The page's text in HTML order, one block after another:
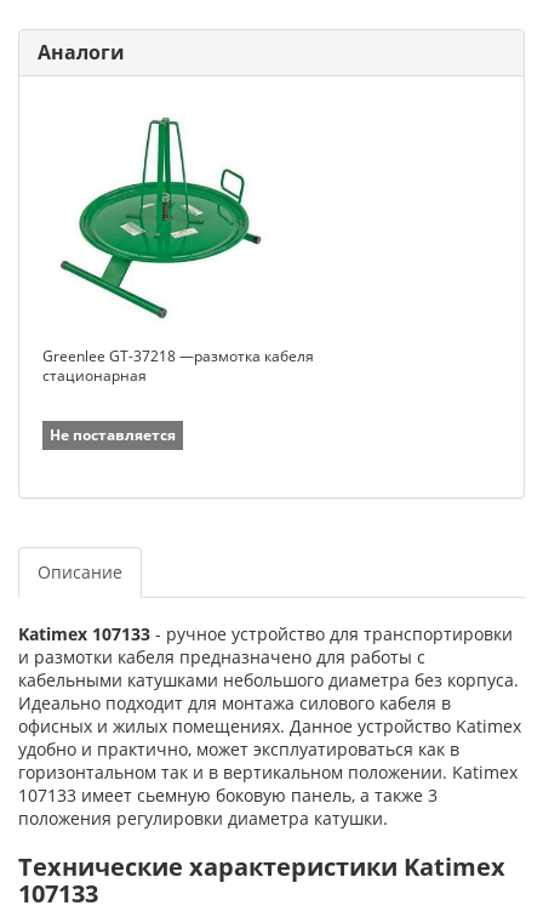
Аналоги
Greenlee GT-37218 —размотка кабеля
стационарная
Не поставляется
Описание
Katimex 107133 - ручное устройство для транспортировки
и размотки кабеля предназначено для работы с
кабельными катушками небольшого диаметра без корпуса.
Идеально подходит для монтажа силового кабеля в
офисных и жилых помещениях. Данное устройство Katimex
удобно и практично, может эксплуатироваться как в
горизонтальном так и в вертикальном положении. Katimex
107133 имеет сьемную боковую панель, а также 3
положения регулировки диаметра катушки.
Технические характеристики Katimex
107133